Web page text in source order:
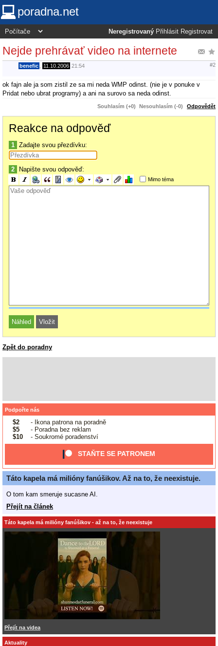
poradna.net
Neregistrovaný Přihlásit Registrovat
Nejde prehrávať video na internete
benefic 11.10.2006 21:54 #2
ok fajn ale ja som zistil ze sa mi neda WMP odinst. (nie je v ponuke v
Pridat nebo ubrat programy) a ani na surovo sa neda odinst.
Souhlasím (+0) Nesouhlasím (-0) Odpovědět
Reakce na odpověď
1 Zadajte svou přezdívku:
2 Napište svou odpověď:
Mimo téma
Zpět do poradny
Podpořte nás
$2
- Ikona patrona na poradně
$5
- Poradna bez reklam
$10
- Soukromé poradenství
STAŇTE SE PATRONEM
Táto kapela má milióny fanúšikov. Až na to, že neexistuje.
O tom kam smeruje sucasne AI.
Přejít na článek
Táto kapela má milióny fanúšikov - až na to, že neexistuje
Přejít na videa
Aktuality